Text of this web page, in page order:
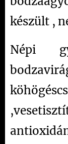
készült ,
Népi